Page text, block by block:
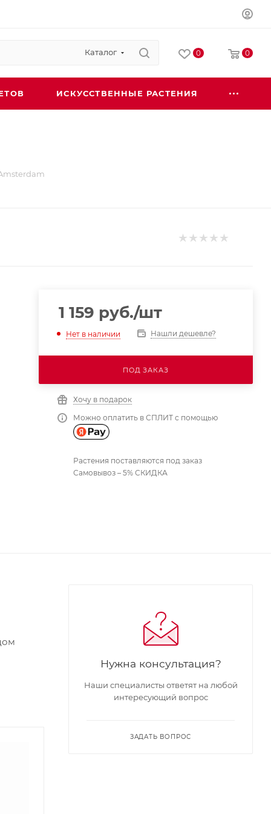
Каталог 0 0
ИСКУССТВЕННЫЕ РАСТЕНИЯ
1 159 руб./шт
Нет в наличии Нашли дешевле?
ПОД ЗАКАЗ
Хочу в подарок
Можно оплатить в СПЛИТ с помощью
Растения поставляются под заказ
Самовывоз – 5% СКИДКА
Нужна консультация?
Наши специалисты ответят на любой
интересующий вопрос
ЗАДАТЬ ВОПРОС